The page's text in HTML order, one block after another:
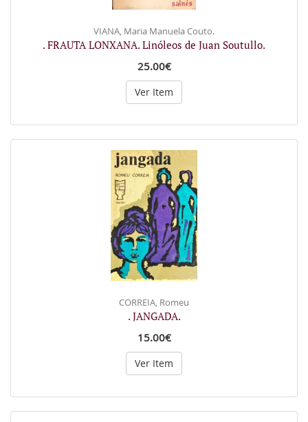
VIANA, Maria Manuela Couto.
. FRAUTA LONXANA. Linóleos de Juan Soutullo.
25.00€
Ver Item
CORREIA, Romeu
. JANGADA.
15.00€
Ver Item